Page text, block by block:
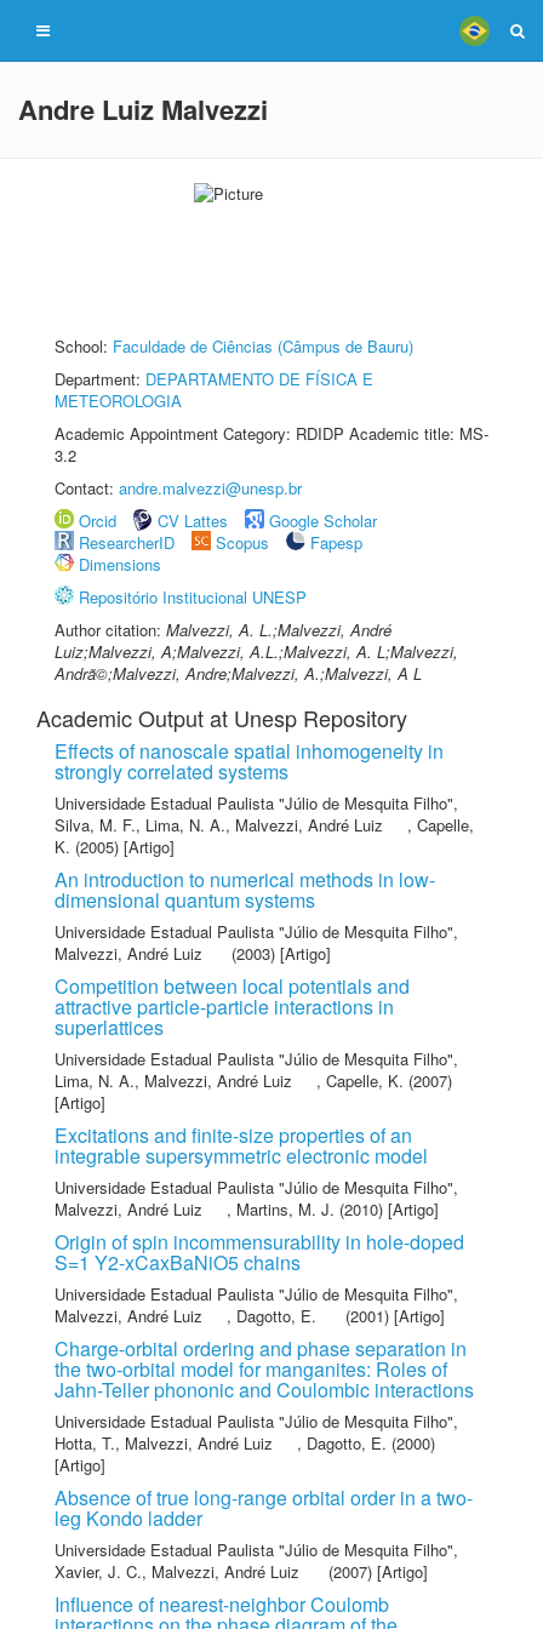
Andre Luiz Malvezzi
School: Faculdade de Ciências (Câmpus de Bauru)
Department: DEPARTAMENTO DE FÍSICA E
METEOROLOGIA
Academic Appointment Category: RDIDP Academic title: MS-
3.2
Contact: andre.malvezzi@unesp.br
Orcid
CV Lattes
Google Scholar
ResearcherID
Scopus
Fapesp
Dimensions
Repositório Institucional UNESP
Author citation: Malvezzi, A. L.;Malvezzi, André
Luiz;Malvezzi, A;Malvezzi, A.L.;Malvezzi, A. L;Malvezzi,
Andrã©;Malvezzi, Andre;Malvezzi, A.;Malvezzi, A L
Academic Output at Unesp Repository
Effects of nanoscale spatial inhomogeneity in
strongly correlated systems
Universidade Estadual Paulista "Júlio de Mesquita Filho",
Silva, M. F., Lima, N. A., Malvezzi, André Luiz , Capelle,
K. (2005) [Artigo]
An introduction to numerical methods in low-
dimensional quantum systems
Universidade Estadual Paulista "Júlio de Mesquita Filho",
Malvezzi, André Luiz
(2003) [Artigo]
Competition between local potentials and
attractive particle-particle interactions in
superlattices
Universidade Estadual Paulista "Júlio de Mesquita Filho",
Lima, N. A., Malvezzi, André Luiz , Capelle, K. (2007)
[Artigo]
Excitations and finite-size properties of an
integrable supersymmetric electronic model
Universidade Estadual Paulista "Júlio de Mesquita Filho",
Malvezzi, André Luiz
, Martins, M. J. (2010) [Artigo]
Origin of spin incommensurability in hole-doped
S=1 Y2-xCaxBaNiO5 chains
Universidade Estadual Paulista "Júlio de Mesquita Filho",
Malvezzi, André Luiz
, Dagotto, E. (2001) [Artigo]
Charge-orbital ordering and phase separation in
the two-orbital model for manganites: Roles of
Jahn-Teller phononic and Coulombic interactions
Universidade Estadual Paulista "Júlio de Mesquita Filho",
Hotta, T., Malvezzi, André Luiz , Dagotto, E. (2000)
[Artigo]
Absence of true long-range orbital order in a two-
leg Kondo ladder
Universidade Estadual Paulista "Júlio de Mesquita Filho",
Xavier, J. C., Malvezzi, André Luiz (2007) [Artigo]
Influence of nearest-neighbor Coulomb